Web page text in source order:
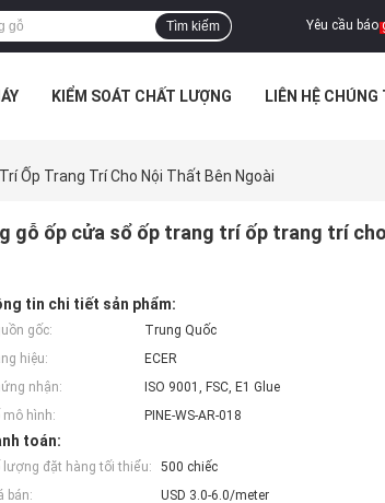
Yêu cầu báo
Tìm kiếm
KIỂM SOÁT CHẤT LƯỢNG LIÊN HỆ CHÚNG
Ốp Trang Trí Cho Nội Thất Bên Ngoài
gỗ ốp cửa sổ ốp trang trí ốp trang trí
tin chi tiết sản phẩm:
gốc:
Trung Quốc
hiệu:
ECER
nhận:
ISO 9001, FSC, E1 Glue
mô hình:
PINE-WS-AR-018
toán:
lượng đặt hàng tối thiểu:
500 chiếc
bán:
USD 3.0-6.0/meter